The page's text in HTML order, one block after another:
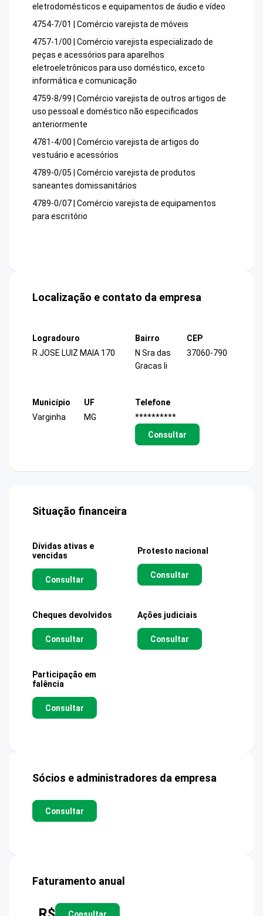
eletrodomésticos e equipamentos de áudio e vídeo
4754-7/01 | Comércio varejista de móveis
4757-1/00 | Comércio varejista especializado de
peças e acessórios para aparelhos
eletroeletrônicos para uso doméstico, exceto
informática e comunicação
4759-8/99 | Comércio varejista de outros artigos de
uso pessoal e doméstico não especificados
anteriormente
4781-4/00 | Comércio varejista de artigos do
vestuário e acessórios
4789-0/05 | Comércio varejista de produtos
saneantes domissanitários
4789-0/07 | Comércio varejista de equipamentos
para escritório
Localização e contato da empresa
Logradouro
R JOSE LUIZ MAIA 170
Bairro
N Sra das
Gracas Ii
CEP
37060-790
Município
Varginha
UF
MG
Telefone
**********
Consultar
Situação financeira
Dívidas ativas e
vencidas
Consultar
Protesto nacional
Consultar
Cheques devolvidos
Consultar
Ações judiciais
Consultar
Participação em
falência
Consultar
Sócios e administradores da empresa
Consultar
Faturamento anual
Consultar